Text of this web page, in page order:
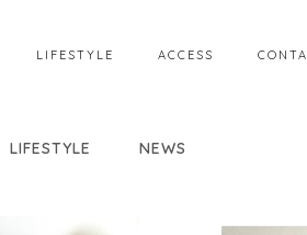
LIFESTYLE ACCESS
LIFESTYLE NEWS